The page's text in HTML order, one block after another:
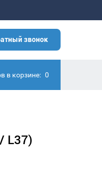
звонок
в корзине: 0
L37)